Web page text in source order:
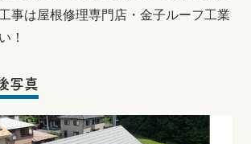
事は屋根修理専門店・金子ルーフ工業
！
写真